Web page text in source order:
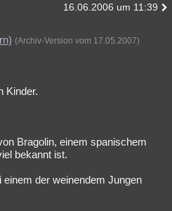
16.06.2006 um 11:39
(Archiv-Version vom 17.05.2007)
Kinder.
Bragolin, einem spanischem
bekannt ist.
der weinendem Jungen